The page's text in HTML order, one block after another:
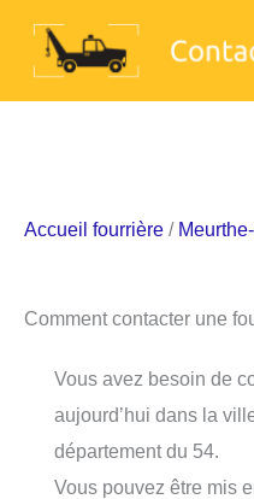
Accueil fourrière /
Comment contacter une
Vous avez besoin de
aujourd’hui dans la
département du 54.
Vous pouvez être mis